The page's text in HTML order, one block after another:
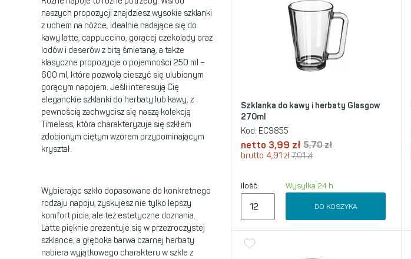
naszych propozycji znajdziesz wysokie szklanki
z uchem na nóżce, idealnie nadające się do
kawy latte, cappuccino, gorącej czekolady oraz
lodów i deserów z bitą śmietaną, a także
klasyczne propozycje o pojemności 250 ml –
600 ml, które pozwolą cieszyć się ulubionym
gorącym napojem. Jeśli interesują Cię
eleganckie szklanki do herbaty lub kawy, z
pewnością zachwycisz się naszą kolekcją
Timeless, która charakteryzuje się szkłem
zdobionym ciętym wzorem przypominającym
kryształ.
Wybierając szkło dopasowane do konkretnego
rodzaju napoju, zyskujesz nie tylko lepszy
komfort picia, ale też estetyczne doznania.
Latte pięknie prezentuje się w przezroczystej
szklance, a głęboka barwa czarnej herbaty
nabiera wyjątkowego charakteru w szkle z
Szklanka do kawy i herbaty Glasgow
270ml
Kod: EC9855
netto 3,99 zł 5,70zł
brutto 4,91 zł7,01zł
Ilość: Wysyłka 24 h
DO KOSZYKA